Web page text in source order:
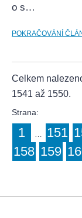
o s…
POKRAČOVÁNÍ
Celkem
1541 až 1550.
Strana:
1 … 151
158 159